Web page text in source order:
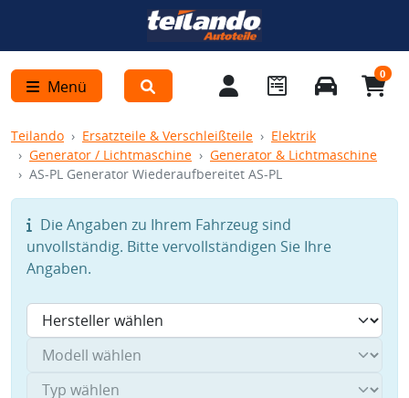
Menü
0
Teilando Ersatzteile & Verschleißteile
Elektrik
Generator / Lichtmaschine
Generator & Lichtmaschine
AS-PL Generator Wiederaufbereitet AS-PL
Die Angaben zu Ihrem Fahrzeug sind
unvollständig. Bitte vervollständigen Sie Ihre
Angaben.